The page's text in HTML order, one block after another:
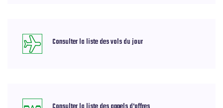
Consulter la liste des vols du jour